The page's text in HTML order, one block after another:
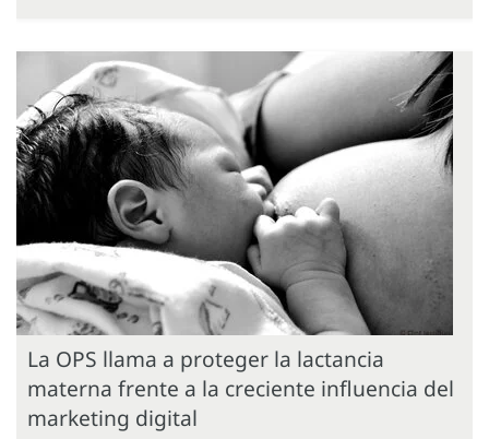
La OPS llama a proteger la lactancia
materna frente a la creciente influencia del
marketing digital